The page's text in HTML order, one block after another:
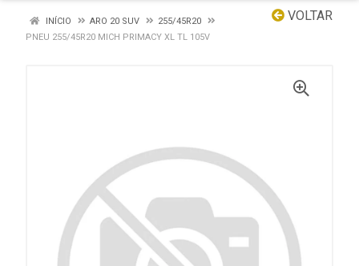
VOLTAR
INÍCIO ARO 20 SUV
255/45R20
PNEU 255/45R20 MICH PRIMACY XL TL 105V